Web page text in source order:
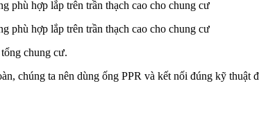
chung cư.
chúng ta nên dùng ống PPR và kết nối đúng kỹ thuật